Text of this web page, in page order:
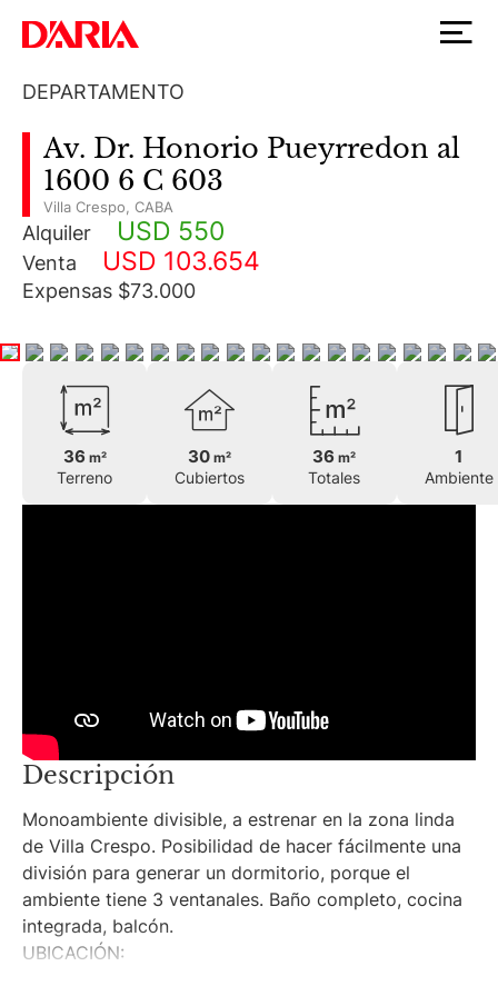
DEPARTAMENTO
Av. Dr. Honorio Pueyrredon al
1600 6 C 603
Villa Crespo CABA
Alquiler USD 550
Venta USD 103.654
Expensas $73.000
36 m²
Terreno
30 m²
Cubiertos
36m²
Totales
1
Ambiente
Descripción
Monoambiente divisible, a estrenar en la zona linda
de Villa Crespo. Posibilidad de hacer fácilmente una
división para generar un dormitorio, porque el
ambiente tiene 3 ventanales. Baño completo, cocina
integrada, balcón.
UBICACIÓN: